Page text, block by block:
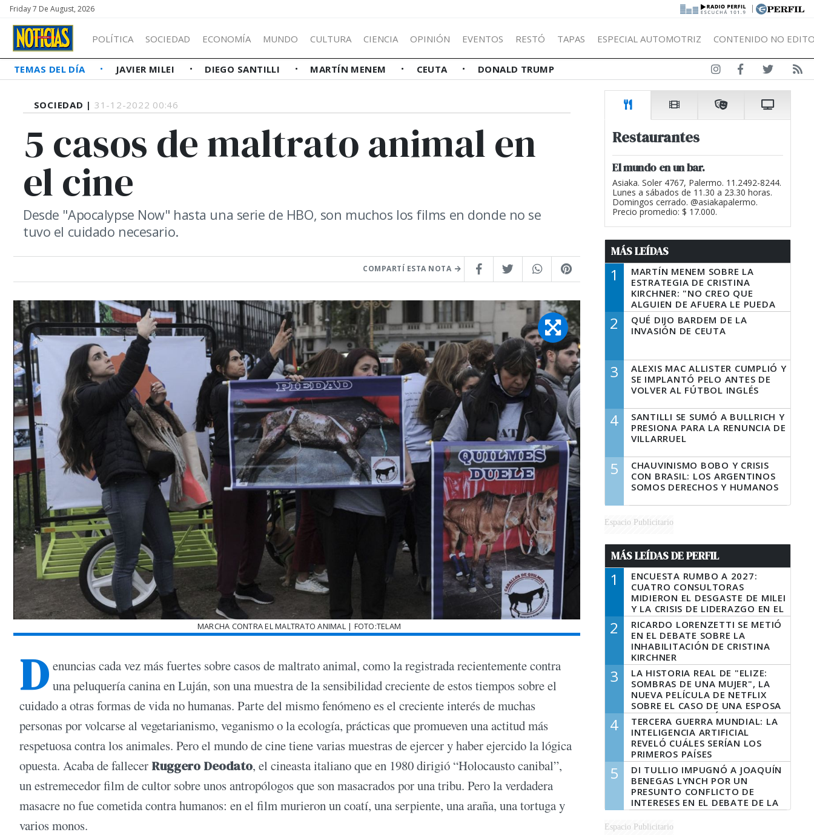
Friday 7 De August, 2026 |
POLÍTICA SOCIEDAD ECONOMÍA MUNDO CULTURA CIENCIA OPINIÓN EVENTOS RESTÓ TAPAS ESPECIAL AUTOMOTRIZ CONTENIDO NO
TEMAS DEL DÍA JAVIER MILEI DIEGO SANTILLI MARTÍN MENEM CEUTA DONALD TRUMP
SOCIEDAD | 31-12-2022 00:46
5 casos de maltrato animal en
el cine
Desde "Apocalypse Now" hasta una serie de HBO, son muchos los films en donde no se
tuvo el cuidado necesario.
COMPARTÍ ESTA NOTA
MARCHA CONTRA EL MALTRATO ANIMAL | FOTO:TELAM
D enuncias cada vez más fuertes sobre casos de maltrato animal, como la registrada recientemente contra
una peluquería canina en Luján, son una muestra de la sensibilidad creciente de estos tiempos sobre el
cuidado a otras formas de vida no humanas. Parte del mismo fenómeno es el creciente interés de muchas
personas por volcarse al vegetarianismo, veganismo o la ecología, prácticas que promueven una actitud más
respetuosa contra los animales. Pero el mundo de cine tiene varias muestras de ejercer y haber ejercido la lógica
opuesta. Acaba de fallecer Ruggero Deodato, el cineastaitaliano que en 1980 dirigió “Holocausto canibal”,
un estremecedor film de cultor sobre unos antropólogos que son masacrados por una tribu. Pero la verdadera
masacre no fue cometida contra humanos: en el film murieron un coatí, una serpiente, una araña, una tortuga y
varios monos.
Restaurantes
El mundo en un bar.
Asiaka. Soler 4767, Palermo. 11.2492-8244.
Lunes a sábados de 11.30 a 23.30 horas.
Domingos cerrado. @asiakapalermo.
Precio promedio: $ 17.000.
MÁS LEÍDAS
1
MARTÍN MENEM SOBRE LA
ESTRATEGIA DE CRISTINA
KIRCHNER: "NO CREO QUE
ALGUIEN DE AFUERA LE PUEDA
DECIR A LA JUSTICIA LO QUE
TIENE QUE HACER"
2
QUÉ DIJO BARDEM DE LA
INVASIÓN DE CEUTA
3
ALEXIS MAC ALLISTER CUMPLIÓ Y
SE IMPLANTÓ PELO ANTES DE
VOLVER AL FÚTBOL INGLÉS
4
SANTILLI SE SUMÓ A BULLRICH Y
PRESIONA PARA LA RENUNCIA DE
VILLARRUEL
5
CHAUVINISMO BOBO Y CRISIS
CON BRASIL: LOS ARGENTINOS
SOMOS DERECHOS Y HUMANOS
Espacio Publicitario
MÁS LEÍDAS DE PERFIL
1
ENCUESTA RUMBO A 2027:
CUATRO CONSULTORAS
MIDIERON EL DESGASTE DE MILEI
Y LA CRISIS DE LIDERAZGO EN EL
PERONISMO
2
RICARDO LORENZETTI SE METIÓ
EN EL DEBATE SOBRE LA
INHABILITACIÓN DE CRISTINA
KIRCHNER
3
LA HISTORIA REAL DE "ELIZE:
SOMBRAS DE UNA MUJER", LA
NUEVA PELÍCULA DE NETFLIX
SOBRE EL CASO DE UNA ESPOSA
QUE DESCUARTIZÓ A SU
MARIDO
4
TERCERA GUERRA MUNDIAL: LA
INTELIGENCIA ARTIFICIAL
REVELÓ CUÁLES SERÍAN LOS
PRIMEROS PAÍSES
LATINOAMERICANOS EN SER
DERROTADOS
5
DI TULLIO IMPUGNÓ A JOAQUÍN
BENEGAS LYNCH POR UN
PRESUNTO CONFLICTO DE
INTERESES EN EL DEBATE DE LA
LEY DE TIERRAS
Espacio Publicitario